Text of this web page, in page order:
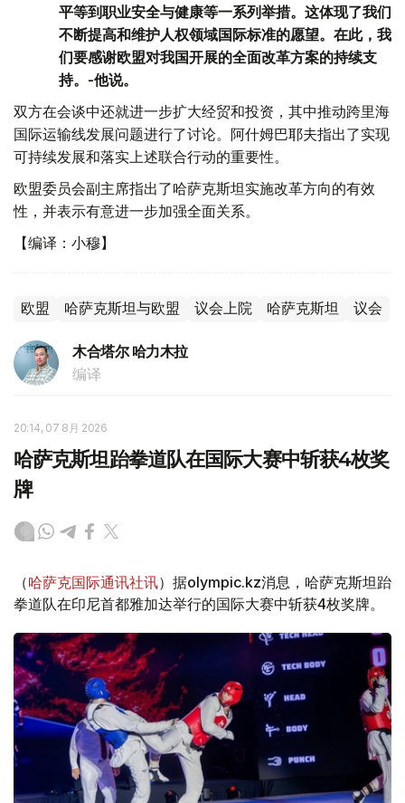
平等到职业安全与健康等一系列举措。这体现了我们
不断提高和维护人权领域国际标准的愿望。在此，我
们要感谢欧盟对我国开展的全面改革方案的持续支
持。-他说。
双方在会谈中还就进一步扩大经贸和投资，其中推动跨里海
国际运输线发展问题进行了讨论。阿什姆巴耶夫指出了实现
可持续发展和落实上述联合行动的重要性。
欧盟委员会副主席指出了哈萨克斯坦实施改革方向的有效
性，并表示有意进一步加强全面关系。
【编译：小穆】
欧盟 哈萨克斯坦与欧盟 议会上院 哈萨克斯坦 议会
木合塔尔 哈力木拉
编译
20:14, 07 8月 2026
哈萨克斯坦跆拳道队在国际大赛中斩获4枚奖
牌
（哈萨克国际通讯社讯）据olympic.kz消息，哈萨克斯坦跆
拳道队在印尼首都雅加达举行的国际大赛中斩获4枚奖牌。